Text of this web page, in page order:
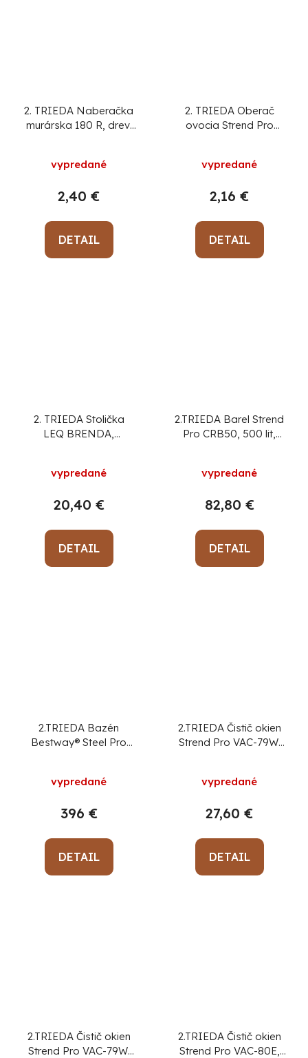
2. TRIEDA Naberačka
murárska 180 R, drev.
vypredané
2,40 €
DETAIL
2. TRIEDA Oberač
ovocia Strend Pro
vypredané
2,16 €
DETAIL
2. TRIEDA Stolička
LEQ BRENDA,
vypredané
20,40 €
DETAIL
2.TRIEDA Barel Strend
Pro CRB50, 500 lit,
vypredané
82,80 €
DETAIL
2.TRIEDA Bazén
Bestway® Steel Pro
rebrík, plachta,
vypredané
396 €
DETAIL
2.TRIEDA Čistič okien
Strend Pro VAC-79W,
vypredané
27,60 €
DETAIL
2.TRIEDA Čistič okien
Strend Pro VAC-79W,
2.TRIEDA Čistič okien
Strend Pro VAC-80E,